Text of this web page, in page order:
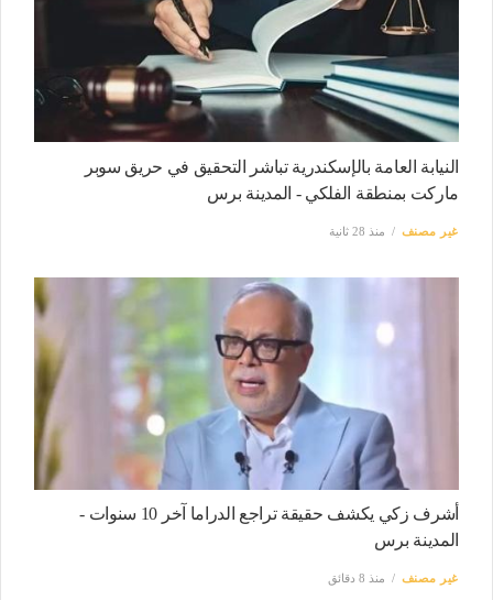
النيابة العامة بالإسكندرية تباشر التحقيق في حريق سوبر
ماركت بمنطقة الفلكي - المدينة برس
غير مصنف منذ 28 ثانية
أشرف زكي يكشف حقيقة تراجع الدراما آخر 10 سنوات -
المدينة برس
غير مصنف منذ 8 دقائق